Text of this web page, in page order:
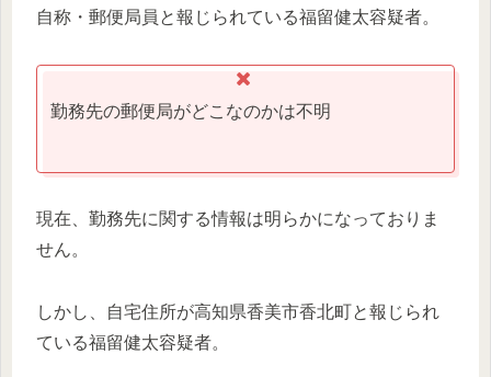
自称・郵便局員と報じられている福留健太容疑者。
勤務先の郵便局がどこなのかは不明
現在、勤務先に関する情報は明らかになっておりま
せん。
しかし、自宅住所が高知県香美市香北町と報じられ
ている福留健太容疑者。